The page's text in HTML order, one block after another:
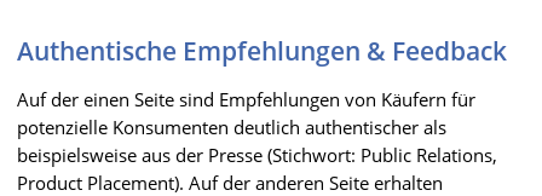
Authentische Empfehlungen & Feedback
Auf der einen Seite sind Empfehlungen von Käufern für
potenzielle Konsumenten deutlich authentischer als
beispielsweise aus der Presse (Stichwort: Public Relations,
Product Placement). Auf der anderen Seite erhalten